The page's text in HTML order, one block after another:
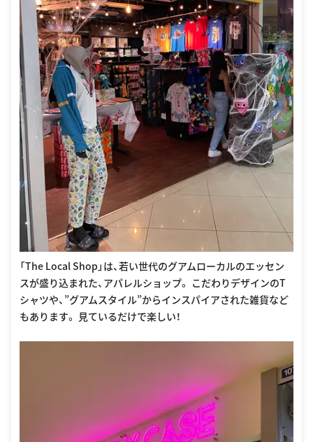
「The Local Shop」は、若い世代のグアムローカルのエッセン
スが盛り込まれた、アパレルショップ。 こだわりデザインのT
シャツや、”グアムスタイル”からインスパイアされた雑貨など
もあります。 見ているだけで楽しい！